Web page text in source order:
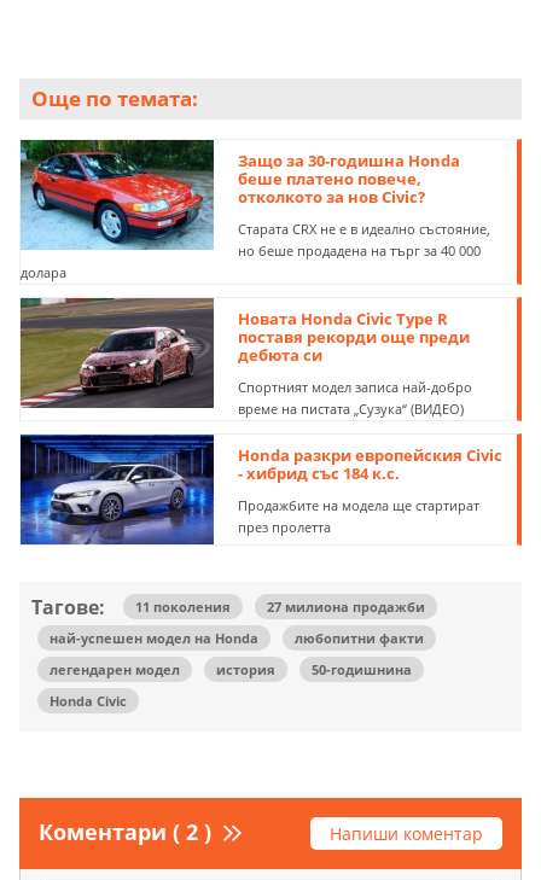
Още по темата:
Защо за 30-годишна Honda
беше платено повече,
отколкото за нов Civic?
Старата CRX не е в идеално състояние,
но беше продадена на търг за 40 000
долара
Новата Honda Civic Type R
поставя рекорди още преди
дебюта си
Спортният модел записа най-добро
време на пистата „Сузука“ (ВИДЕО)
Honda разкри европейския Civic
- хибрид със 184 к.с.
Продажбите на модела ще стартират
през пролетта
Тагове: 11 поколения
27 милиона продажби
най-успешен модел на Honda
любопитни факти
легендарен модел
история
50-годишнина
Honda Civic
Коментари ( 2 ) Напиши коментар